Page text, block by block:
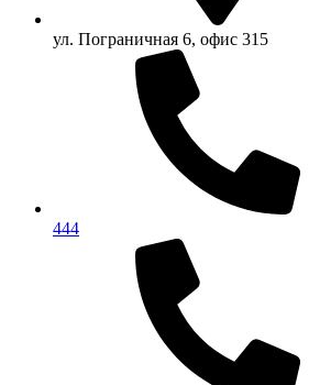
ул. Пограничная 6, офис 315
444